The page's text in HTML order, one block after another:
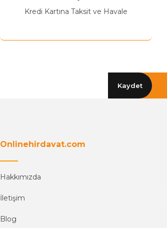
Kredi Kartına Taksit ve Havale
Kaydet
Onlinehirdavat.com
Hakkımızda
İletişim
Blog